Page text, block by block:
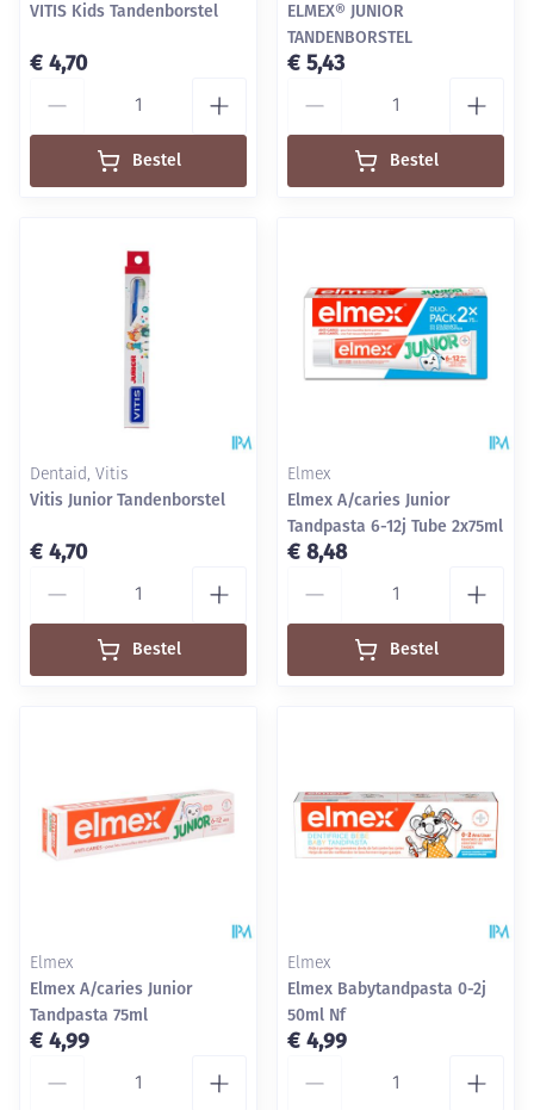
VITIS Kids Tandenborstel
€ 4,70
Bestel
ELMEX® JUNIOR
TANDENBORSTEL
€ 5,43
Bestel
Dentaid, Vitis
Vitis Junior Tandenborstel
€ 4,70
Bestel
Elmex
Elmex A/caries Junior
Tandpasta 6-12j Tube 2x75ml
€ 8,48
Bestel
Elmex
Elmex A/caries Junior
Tandpasta 75ml
€ 4,99
Elmex
Elmex Babytandpasta 0-2j
50ml Nf
€ 4,99